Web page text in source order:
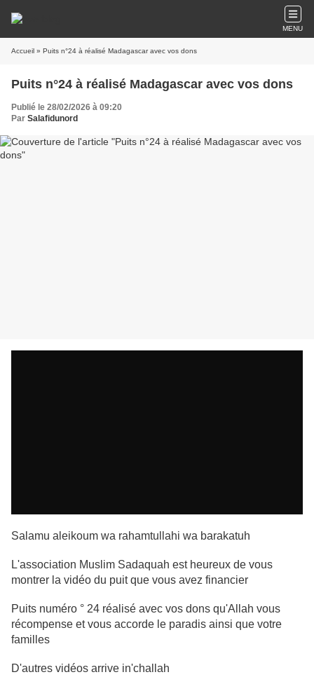
MENU
Accueil » Puits n°24 à réalisé Madagascar avec vos dons
Puits n°24 à réalisé Madagascar avec vos dons
Publié le 28/02/2026 à 09:20
Par Salafidunord
Salamu aleikoum wa rahamtullahi wa barakatuh
L'association Muslim Sadaquah est heureux de vous
montrer la vidéo du puit que vous avez financier
Puits numéro ° 24 réalisé avec vos dons qu'Allah vous
récompense et vous accorde le paradis ainsi que votre
familles
D'autres vidéos arrive in'challah